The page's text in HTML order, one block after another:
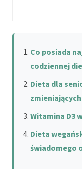
Co posiada
codziennej
Dieta dla
Witamina D3
Dieta
świadomego